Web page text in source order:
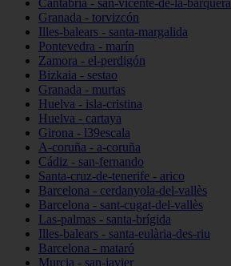
Cantabria - san-vicente-de-la-barquera
Granada - torvizcón
Illes-balears - santa-margalida
Pontevedra - marín
Zamora - el-perdigón
Bizkaia - sestao
Granada - murtas
Huelva - isla-cristina
Huelva - cartaya
Girona - l39escala
A-coruña - a-coruña
Cádiz - san-fernando
Santa-cruz-de-tenerife - arico
Barcelona - cerdanyola-del-vallès
Barcelona - sant-cugat-del-vallès
Las-palmas - santa-brígida
Illes-balears - santa-eulària-des-riu
Barcelona - mataró
Murcia - san-javier